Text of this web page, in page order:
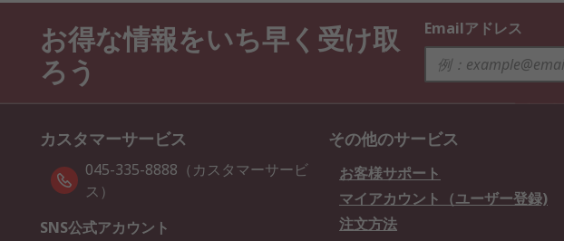
お得な情報をいち早く受け取
ろう
Emailアドレス
カスタマーサービス
045-335-8888（カスタマーサービ
ス）
SNS公式アカウント
その他のサービス
お客様サポート
マイアカウント（ユーザー登録)
注文方法